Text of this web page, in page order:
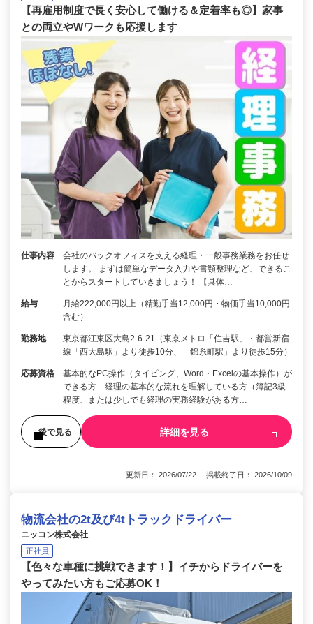
【再雇用制度で長く安心して働ける＆定着率も◎】家事
との両立やWワークも応援します
仕事内容
会社のバックオフィスを支える経理・一般事務業務をお任せ
します。 まずは簡単なデータ入力や書類整理など、できるこ
とからスタートしていきましょう！ 【具体…
給与
月給222,000円以上（精勤手当12,000円・物価手当10,000円
含む）
勤務地
東京都江東区大島2-6-21（東京メトロ「住吉駅」・都営新宿
線「西大島駅」より徒歩10分、「錦糸町駅」より徒歩15分）
応募資格
基本的なPC操作（タイピング、Word・Excelの基本操作）が
できる方 経理の基本的な流れを理解している方（簿記3級
程度、または少しでも経理の実務経験がある方…
後で見る 詳細を見る
更新日： 2026/07/22 掲載終了日： 2026/10/09
物流会社の2t及び4tトラックドライバー
ニッコン株式会社
正社員
【色々な車種に挑戦できます！】イチからドライバーを
やってみたい方もご応募OK！